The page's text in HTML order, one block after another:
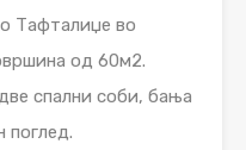
Тафталиџе во
од 60м2.
спални соби, бања
поглед.